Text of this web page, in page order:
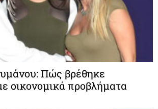
Πώς βρέθηκε
οικονομικά προβλήματα